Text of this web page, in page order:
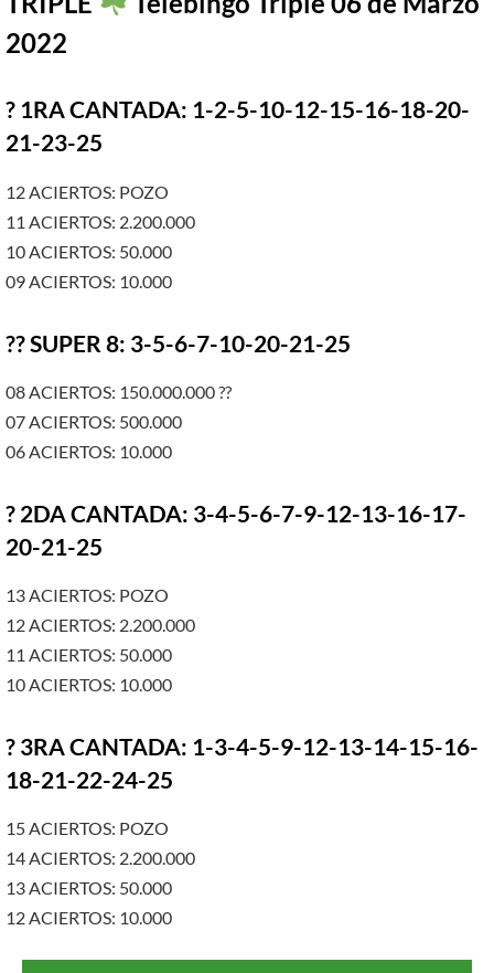
2022
? 1RA CANTADA: 1-2-5-10-12-15-16-18-20-
21-23-25
12 ACIERTOS: POZO
11 ACIERTOS: 2.200.000
10 ACIERTOS: 50.000
09 ACIERTOS: 10.000
?? SUPER 8: 3-5-6-7-10-20-21-25
08 ACIERTOS: 150.000.000 ??
07 ACIERTOS: 500.000
06 ACIERTOS: 10.000
? 2DA CANTADA: 3-4-5-6-7-9-12-13-16-17-
20-21-25
13 ACIERTOS: POZO
12 ACIERTOS: 2.200.000
11 ACIERTOS: 50.000
10 ACIERTOS: 10.000
? 3RA CANTADA: 1-3-4-5-9-12-13-14-15-16-
18-21-22-24-25
15 ACIERTOS: POZO
14 ACIERTOS: 2.200.000
13 ACIERTOS: 50.000
12 ACIERTOS: 10.000